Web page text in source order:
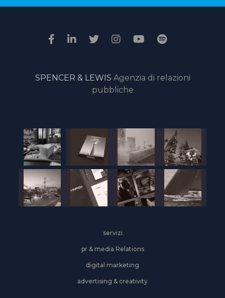
il
della
giuria
online
SPENCER & LEWIS Agenzia di relazioni
pubbliche
servizi
pr & media Relations
digital marketing
advertising & creativity